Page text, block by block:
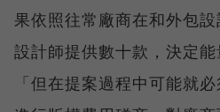
果依照往常廠商在和外包
設計師提供數十款，決定能
「但在提案過程中可能就